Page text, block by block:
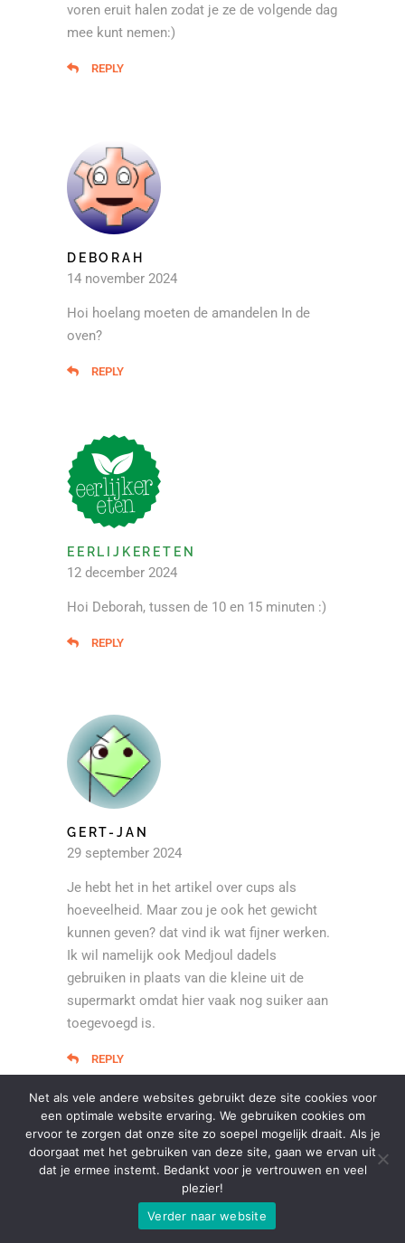
voren eruit halen zodat je ze de volgende dag
mee kunt nemen:)
REPLY
DEBORAH
14 november 2024
Hoi hoelang moeten de amandelen In de
oven?
REPLY
EERLIJKERETEN
12 december 2024
Hoi Deborah, tussen de 10 en 15 minuten :)
REPLY
GERT-JAN
29 september 2024
Je hebt het in het artikel over cups als
hoeveelheid. Maar zou je ook het gewicht
kunnen geven? dat vind ik wat fijner werken.
Ik wil namelijk ook Medjoul dadels
gebruiken in plaats van die kleine uit de
supermarkt omdat hier vaak nog suiker aan
toegevoegd is.
REPLY
Net als vele andere websites gebruikt deze site cookies voor
een optimale website ervaring. We gebruiken cookies om
ervoor te zorgen dat onze site zo soepel mogelijk draait. Als je
doorgaat met het gebruiken van deze site, gaan we ervan uit
dat je ermee instemt. Bedankt voor je vertrouwen en veel
plezier!
Verder naar website